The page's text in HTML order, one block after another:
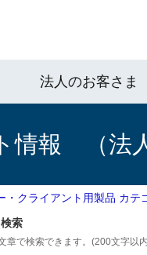
法人のお客さま
情報 （法
・クライアント用製品 カテ
索
章で検索できます。(200文字以